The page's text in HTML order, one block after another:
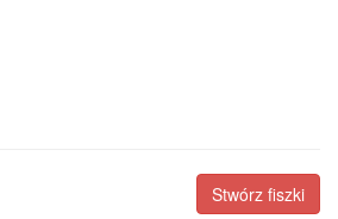
Stwórz fiszki